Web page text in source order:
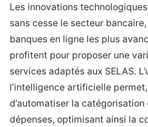
Les innovations
sans cesse le secteur
banques en ligne les plus
profitent pour proposer une
services adaptés aux SELAS.
l’intelligence artificielle
d’automatiser la catégorisation
dépenses, optimisant ainsi la